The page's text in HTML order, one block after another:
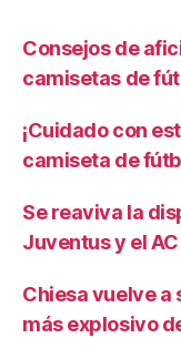
Consejos de
camisetas de
¡Cuidado con
camiseta de
Se reaviva la
Juventus y el
Chiesa vuelve a
más explosivo